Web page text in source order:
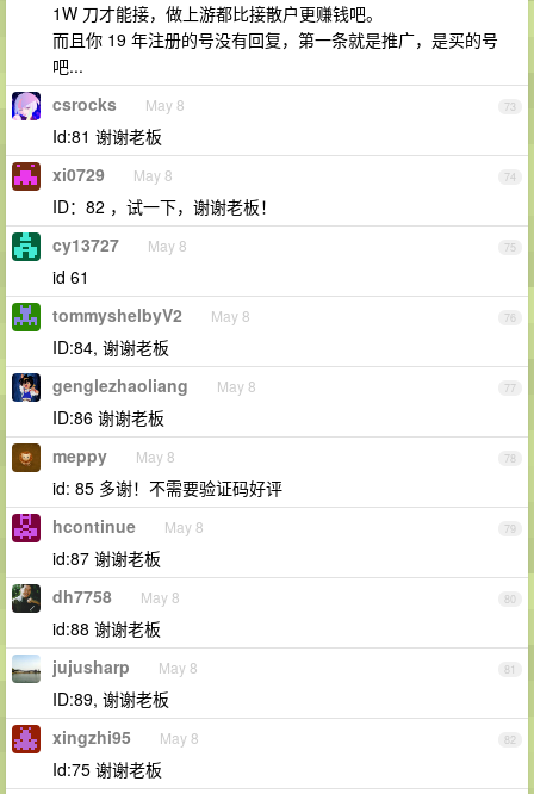
1W 刀才能接，做上游都比接散户更赚钱吧。
而且你 19 年注册的号没有回复，第一条就是推广，是买的号
吧...
73
csrocks May 8
Id:81 谢谢老板
74
xi0729 May 8
ID：82 ，试一下，谢谢老板！
75
cy13727 May 8
id 61
76
tommyshelbyV2 May 8
ID:84, 谢谢老板
77
genglezhaoliang May 8
ID:86 谢谢老板
78
meppy May 8
id: 85 多谢！不需要验证码好评
79
hcontinue May 8
id:87 谢谢老板
80
dh7758 May 8
id:88 谢谢老板
81
jujusharp May 8
ID:89, 谢谢老板
82
xingzhi95 May 8
Id:75 谢谢老板